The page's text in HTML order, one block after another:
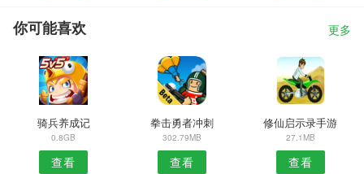
你可能喜欢 更多
骑兵养成记
0.8GB
查看
拳击勇者冲刺
302.79MB
查看
修仙启示录手游
27.1MB
查看